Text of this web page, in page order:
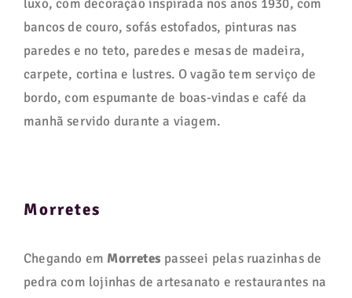
bancos de couro, sofás estofados, pinturas nas
paredes e no teto, paredes e mesas de madeira,
carpete, cortina e lustres. O vagão tem serviço de
bordo, com espumante de boas-vindas e café da
manhã servido durante a viagem.
Morretes
Chegando em Morretes passeei pelas ruazinhas de
pedra com lojinhas de artesanato e restaurantes na